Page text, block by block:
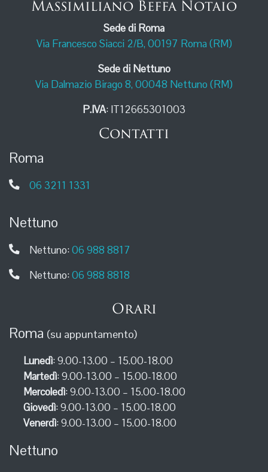
Massimiliano Beffa Notaio
Sede di Roma
Via Francesco Siacci 2/B, 00197 Roma (RM)
Sede di Nettuno
Via Dalmazio Birago 8, 00048 Nettuno (RM)
P.IVA: IT12665301003
Contatti
Roma
06 3211 1331
Nettuno
Nettuno:06 988 8817
Nettuno:06 988 8818
Orari
Roma (su appuntamento)
Lunedì: 9.00-13.00 – 15.00-18.00
Martedì: 9.00-13.00 – 15.00-18.00
Mercoledì: 9.00-13.00 – 15.00-18.00
Giovedì: 9.00-13.00 – 15.00-18.00
Venerdì: 9.00-13.00 – 15.00-18.00
Nettuno